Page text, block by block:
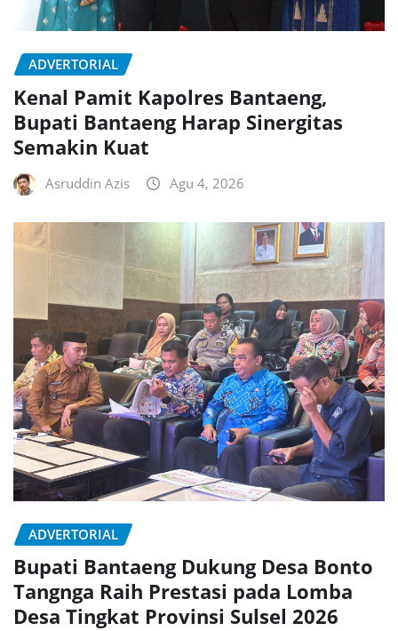
ADVERTORIAL
Kenal Pamit Kapolres Bantaeng,
Bupati Bantaeng Harap Sinergitas
Semakin Kuat
Asruddin Azis Agu 4, 2026
ADVERTORIAL
Bupati Bantaeng Dukung Desa Bonto
Tangnga Raih Prestasi pada Lomba
Desa Tingkat Provinsi Sulsel 2026